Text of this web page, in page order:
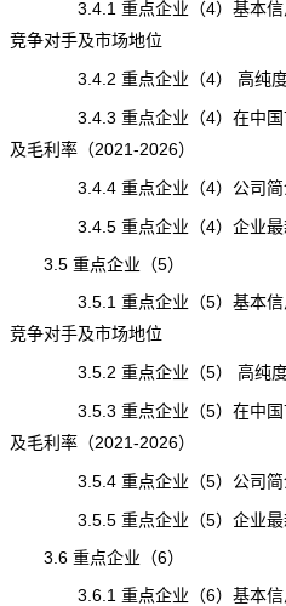
3.4.1 重点企业（4）基本信息
竞争对手及市场地位
3.4.2 重点企业（4） 高纯度无
3.4.3 重点企业（4）在中国市
及毛利率（2021-2026）
3.4.4 重点企业（4）公司简
3.4.5 重点企业（4）企业最
3.5 重点企业（5）
3.5.1 重点企业（5）基本信息
竞争对手及市场地位
3.5.2 重点企业（5） 高纯度无
3.5.3 重点企业（5）在中国市
及毛利率（2021-2026）
3.5.4 重点企业（5）公司简
3.5.5 重点企业（5）企业最
3.6 重点企业（6）
3.6.1 重点企业（6）基本信息